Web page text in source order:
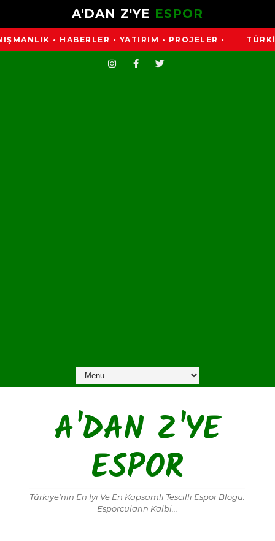
A'DAN Z'YE ESPOR
• HABERLER • YATIRIM • PROJELER •
A'DAN Z'YE
ESPOR
Türkiye'nin En Iyi Ve En Kapsamlı Tescilli Espor Blogu.
Esporcuların Kalbi...